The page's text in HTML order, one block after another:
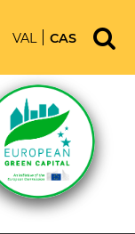
VAL CAS